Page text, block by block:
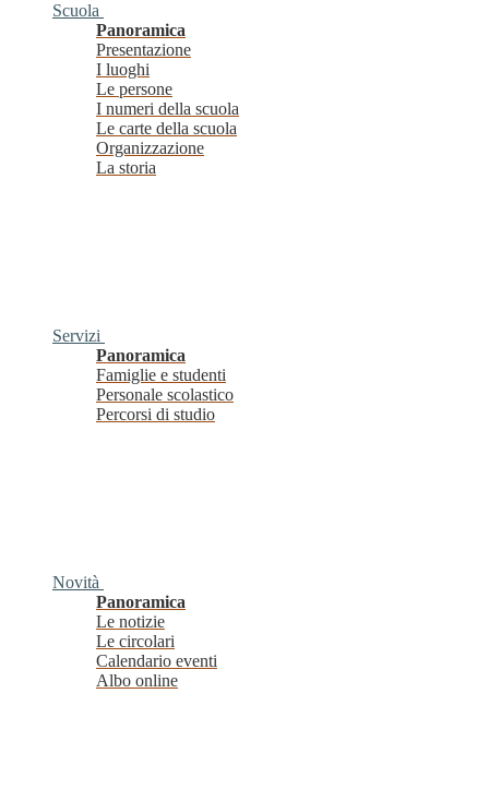
Scuola
Panoramica
Presentazione
I luoghi
Le persone
I numeri della scuola
Le carte della scuola
Organizzazione
La storia
Servizi
Panoramica
Famiglie e studenti
Personale scolastico
Percorsi di studio
Novità
Panoramica
Le notizie
Le circolari
Calendario eventi
Albo online